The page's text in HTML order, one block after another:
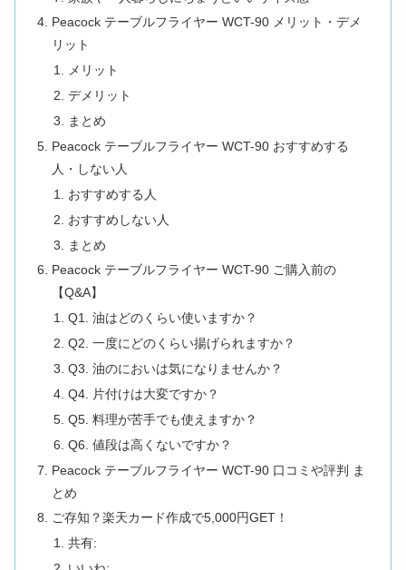
Peacock テーブルフライヤー WCT-90 メリット・デメ
リット
メリット
デメリット
まとめ
Peacock テーブルフライヤー WCT-90 おすすめする
人・しない人
おすすめする人
おすすめしない人
まとめ
Peacock テーブルフライヤー WCT-90 ご購入前の
【Q&A】
Q1. 油はどのくらい使いますか？
Q2. 一度にどのくらい揚げられますか？
Q3. 油のにおいは気になりませんか？
Q4. 片付けは大変ですか？
Q5. 料理が苦手でも使えますか？
Q6. 値段は高くないですか？
Peacock テーブルフライヤー WCT-90 口コミや評判 ま
とめ
ご存知？楽天カード作成で5,000円GET！
共有: